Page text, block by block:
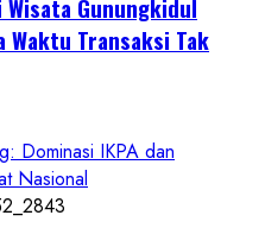
Gunungkidul
Waktu Transaksi Tak
Dominasi IKPA dan
Nasional